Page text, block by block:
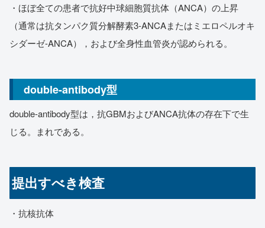
・ほぼ全ての患者で抗好中球細胞質抗体（ANCA）の上昇
（通常は抗タンパク質分解酵素3-ANCAまたはミエロペルオキ
シダーゼ-ANCA），および全身性血管炎が認められる。
double-antibody型
double-antibody型は，抗GBMおよびANCA抗体の存在下で生
じる。まれである。
提出すべき検査
・抗核抗体